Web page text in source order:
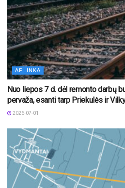
APLINKA
Nuo liepos 7 d. dėl remonto darbų
pervaža, esanti tarp Priekulės ir
2026-07-01